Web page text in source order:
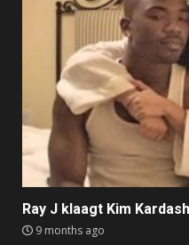
Ray J klaagt Kim
9 months ago